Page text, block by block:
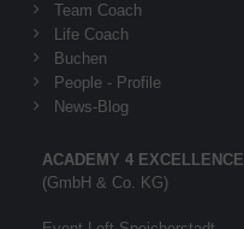
Team Coach
Life Coach
Buchen
People - Profile
News-Blog
ACADEMY 4 EXCELLENCE
(GmbH & Co. KG)